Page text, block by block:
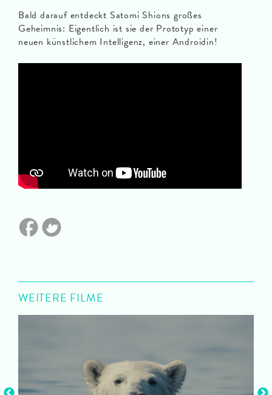
Bald darauf entdeckt Satomi Shions großes
Geheimnis: Eigentlich ist sie der Prototyp einer
neuen künstlichem Intelligenz, einer Androidin!
WEITERE FILME